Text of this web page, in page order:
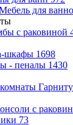
для
с раковиной
шкафы 1698
- пеналы 1430
с
73